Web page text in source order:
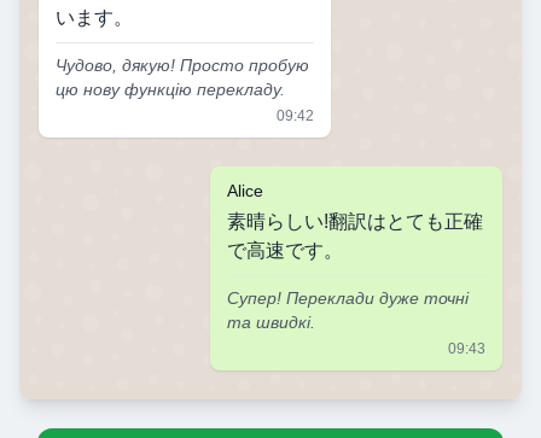
います。
Чудово, дякую! Просто пробую
цю нову функцію перекладу.
09:42
Alice
素晴らしい!翻訳はとても正確
で高速です。
Супер! Переклади дуже точні
та швидкі.
09:43